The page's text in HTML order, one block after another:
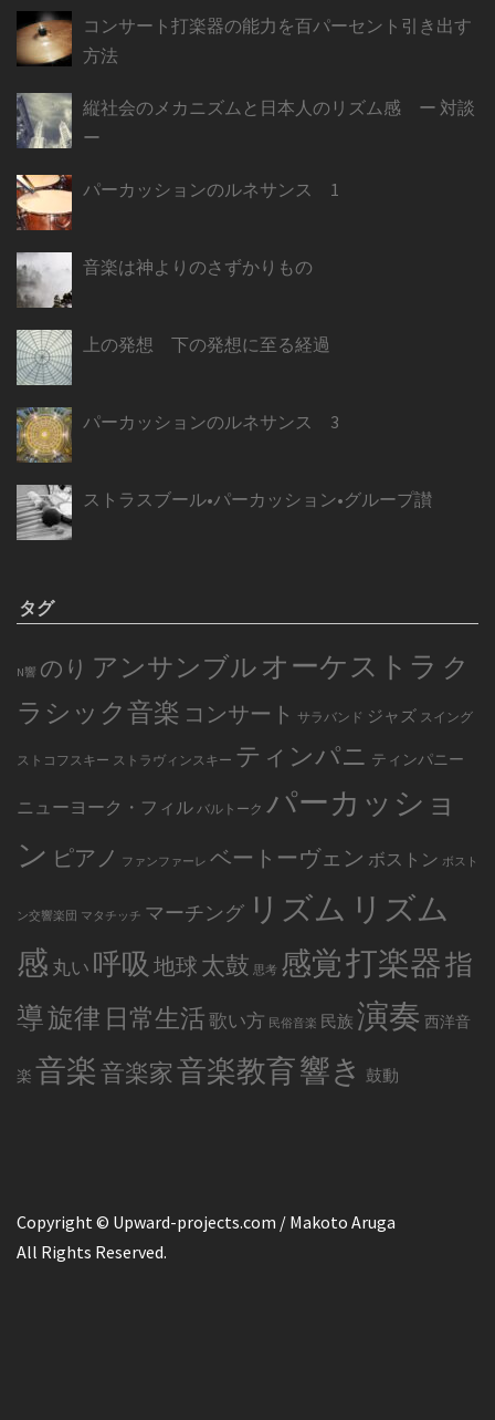
コンサート打楽器の能力を百パーセント引き出す
方法
縦社会のメカニズムと日本人のリズム感 ー 対談
ー
パーカッションのルネサンス 1
音楽は神よりのさずかりもの
上の発想 下の発想に至る経過
パーカッションのルネサンス 3
ストラスブール•パーカッション•グループ讃
タグ
N響 のり アンサンブルオーケストラ ク
ラシック音楽 コンサート サラバンド ジャズ スイング
ストコフスキー ストラヴィンスキー ティンパニ ティンパニー
ニューヨーク・フィル バルトーク パーカッショ
ン ピアノ ファンファーレ ベートーヴェン ボストン ボスト
ン交響楽団 マタチッチ マーチング リズム リズム
感 丸い 呼吸 地球太鼓 思考 感覚打楽器指
導旋律 日常生活歌い方 民俗音楽 民族 演奏 西洋音
楽 音楽音楽家音楽教育響き 鼓動
Copyright © Upward-projects.com / Makoto Aruga
All Rights Reserved.